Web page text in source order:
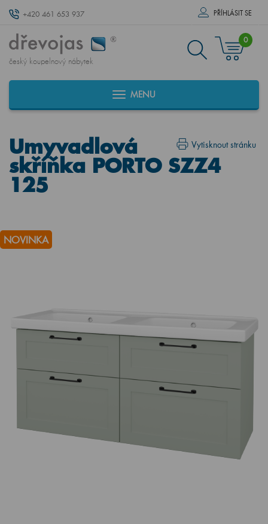
+420 461 653 937 PŘÍHLÁSIT SE
český koupelnový nábytek
0
MENU
Vytisknout stránku
Umyvadlová
skříňka PORTO SZZ4
125
NOVINKA